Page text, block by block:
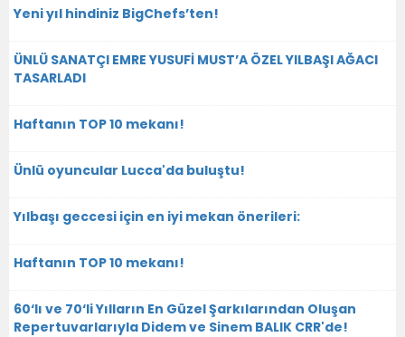
Yeni yıl hindiniz BigChefs’ten!
ÜNLÜ SANATÇI EMRE YUSUFİ MUST’A ÖZEL YILBAŞI AĞACI
TASARLADI
Haftanın TOP 10 mekanı!
Ünlü oyuncular Lucca'da buluştu!
Yılbaşı geccesi için en iyi mekan önerileri:
Haftanın TOP 10 mekanı!
60‘lı ve 70‘li Yılların En Güzel Şarkılarından Oluşan
Repertuvarlarıyla Didem ve Sinem BALIK CRR'de!